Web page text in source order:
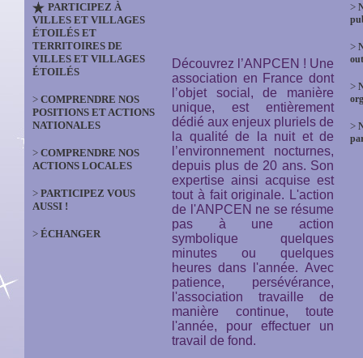
PARTICIPEZ À
VILLES ET VILLAGES
ÉTOILÉS ET
TERRITOIRES DE
VILLES ET VILLAGES
ÉTOILÉS
> COMPRENDRE NOS
POSITIONS ET ACTIONS
NATIONALES
> COMPRENDRE NOS
ACTIONS LOCALES
> PARTICIPEZ VOUS
AUSSI !
> ÉCHANGER
Découvrez l’ANPCEN ! Une
association en France dont
l’objet social, de manière
unique, est entièrement
dédié aux enjeux pluriels de
la qualité de la nuit et de
l’environnement nocturnes,
depuis plus de 20 ans. Son
expertise ainsi acquise est
tout à fait originale. L'action
de l'ANPCEN ne se résume
pas à une action
symbolique quelques
minutes ou quelques
heures dans l'année. Avec
patience, persévérance,
l'association travaille de
manière continue, toute
l'année, pour effectuer un
travail de fond.
>
>
>
>